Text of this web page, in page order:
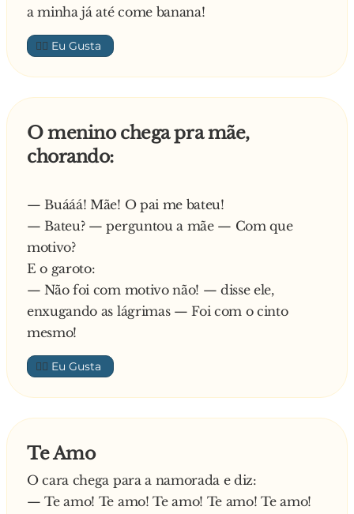
a minha já até come banana!
👍🏼
O menino chega pra mãe,
chorando:
— Buááá! Mãe! O pai me bateu!
— Bateu? — perguntou a mãe — Com que
motivo?
E o garoto:
— Não foi com motivo não! — disse ele,
enxugando as lágrimas — Foi com o cinto
mesmo!
👍🏼
Te Amo
O cara chega para a namorada e diz:
— Te amo! Te amo! Te amo! Te amo! Te amo!